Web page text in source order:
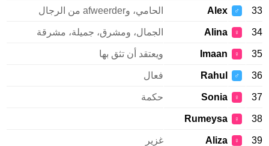
33
♂
Alex الحامي، وafweerder من الرجال
34
♀
Alina الجمال، ومشرق، جميلة، مشرقة
35
♀
Imaan ويعتقد أن تثق بها
36
♂
Rahul فعال
37
♀
Sonia حكمة
38
♀
Rumeysa
39
♀
Aliza غزير